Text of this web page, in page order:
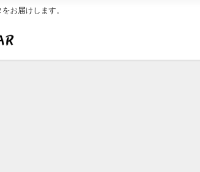
お届けします。